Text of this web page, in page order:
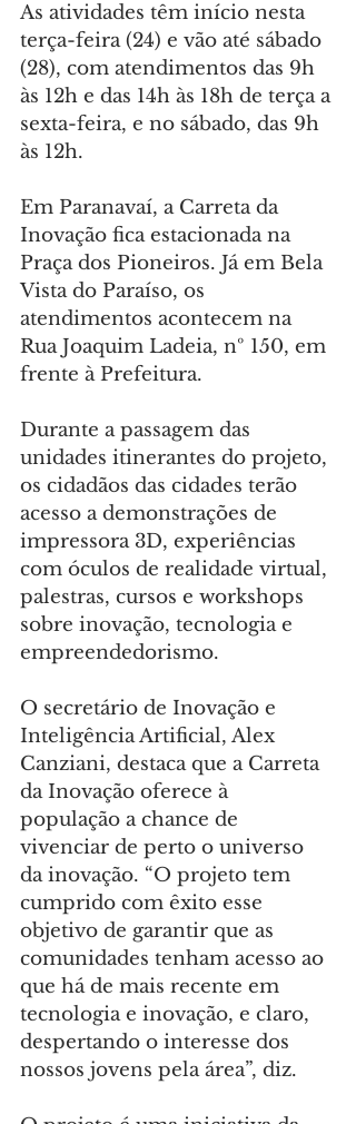
As atividades têm início nesta
terça-feira (24) e vão até sábado
(28), com atendimentos das 9h
às 12h e das 14h às 18h de terça a
sexta-feira, e no sábado, das 9h
às 12h.
Em Paranavaí, a Carreta da
Inovação fica estacionada na
Praça dos Pioneiros. Já em Bela
Vista do Paraíso, os
atendimentos acontecem na
Rua Joaquim Ladeia, nº 150, em
frente à Prefeitura.
Durante a passagem das
unidades itinerantes do projeto,
os cidadãos das cidades terão
acesso a demonstrações de
impressora 3D, experiências
com óculos de realidade virtual,
palestras, cursos e workshops
sobre inovação, tecnologia e
empreendedorismo.
O secretário de Inovação e
Inteligência Artificial, Alex
Canziani, destaca que a Carreta
da Inovação oferece à
população a chance de
vivenciar de perto o universo
da inovação. “O projeto tem
cumprido com êxito esse
objetivo de garantir que as
comunidades tenham acesso ao
que há de mais recente em
tecnologia e inovação, e claro,
despertando o interesse dos
nossos jovens pela área”, diz.